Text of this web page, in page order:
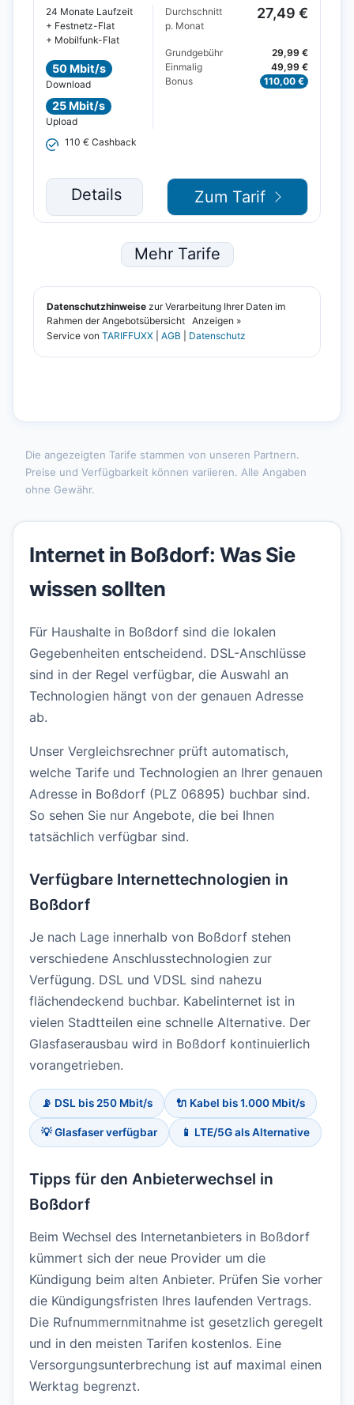
Die angezeigten Tarife stammen von unseren Partnern.
Preise und Verfügbarkeit können variieren. Alle Angaben
ohne Gewähr.
Internet in Boßdorf: Was Sie
wissen sollten
Für Haushalte in Boßdorf sind die lokalen
Gegebenheiten entscheidend. DSL-Anschlüsse
sind in der Regel verfügbar, die Auswahl an
Technologien hängt von der genauen Adresse
ab.
Unser Vergleichsrechner prüft automatisch,
welche Tarife und Technologien an Ihrer genauen
Adresse in Boßdorf (PLZ 06895) buchbar sind.
So sehen Sie nur Angebote, die bei Ihnen
tatsächlich verfügbar sind.
Verfügbare Internettechnologien in
Boßdorf
Je nach Lage innerhalb von Boßdorf stehen
verschiedene Anschlusstechnologien zur
Verfügung. DSL und VDSL sind nahezu
flächendeckend buchbar. Kabelinternet ist in
vielen Stadtteilen eine schnelle Alternative. Der
Glasfaserausbau wird in Boßdorf kontinuierlich
vorangetrieben.
📡 DSL bis 250 Mbit/s 🔌 Kabel bis 1.000 Mbit/s
💡 Glasfaser verfügbar 📱 LTE/5G als Alternative
Tipps für den Anbieterwechsel in
Boßdorf
Beim Wechsel des Internetanbieters in Boßdorf
kümmert sich der neue Provider um die
Kündigung beim alten Anbieter. Prüfen Sie vorher
die Kündigungsfristen Ihres laufenden Vertrags.
Die Rufnummernmitnahme ist gesetzlich geregelt
und in den meisten Tarifen kostenlos. Eine
Versorgungsunterbrechung ist auf maximal einen
Werktag begrenzt.